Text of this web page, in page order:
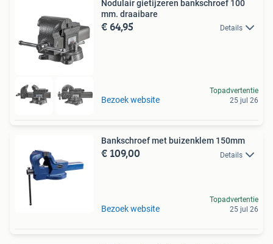
Nodulair gietijzeren bankschroef 100
mm. draaibare
€ 64,95 Details
Bezoek website
Topadvertentie
25 jul 26
Bankschroef met buizenklem 150mm
€ 109,00 Details
Bezoek website
Topadvertentie
25 jul 26